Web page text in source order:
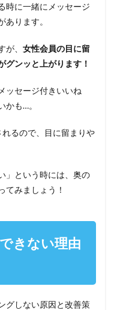
時に一緒にメッセージ
ります。
、 女性会員の目に留
グンッと上がります！
ッセージ付きいいね
かも…。
るので、目に留まりや
」という時には、奥の
てみましょう！
きない理由
グしない原因と改善策